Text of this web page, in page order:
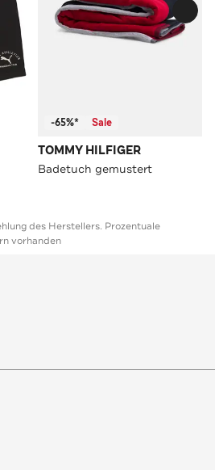
-65%* Sale
TOMMY HILFIGER
Badetuch gemustert
des Herstellers. Prozentuale
vorhanden